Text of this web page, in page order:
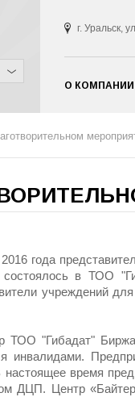
г. Уральск,
О КОМПАНИИ
года
состоялось в ТОО
учреждений
ТОО "Гибадат"
инвалидами.
время
ДЦП. Центр